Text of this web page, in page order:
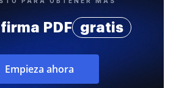
PDF gratis
Empieza ahora